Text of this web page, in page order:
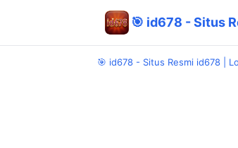
🎯 id678 - Situs
🎯 id678 - Situs Resmi id678 |